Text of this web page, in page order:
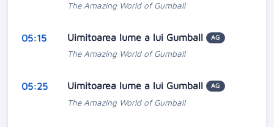
The Amazing World of Gumball
05:15 Uimitoarea lume a lui Gumball AG
The Amazing World of Gumball
05:25 Uimitoarea lume a lui Gumball AG
The Amazing World of Gumball